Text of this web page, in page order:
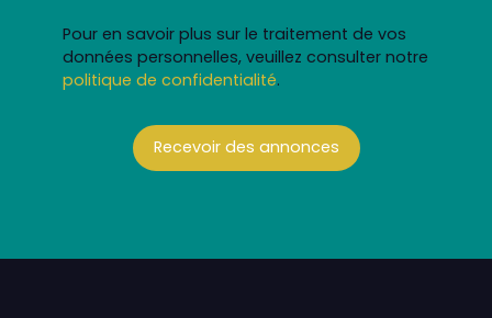
Pour en savoir plus sur le traitement de vos
données personnelles, veuillez consulter notre
politique de confidentialité.
Recevoir des annonces